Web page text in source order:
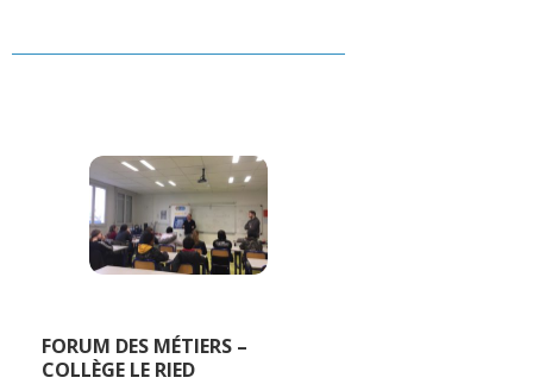
FORUM DES MÉTIERS –
COLLÈGE LE RIED